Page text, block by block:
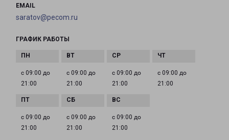
EMAIL
saratov@pecom.ru
ГРАФИК РАБОТЫ
с 09:00 до
21:00
с 09:00 до
21:00
с 09:00 до
21:00
с 09:00 до
21:00
с 09:00 до
21:00
с 09:00 до
21:00
с 09:00 до
21:00